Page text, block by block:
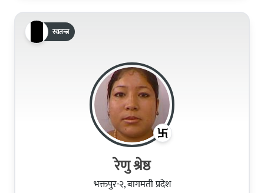
स्वतन्त्र
रेणु श्रेष्ठ
भक्तपुर-२, बागमती प्रदेश